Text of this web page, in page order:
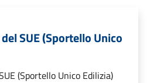
SUE (Sportello Unico
(Sportello Unico Edilizia)